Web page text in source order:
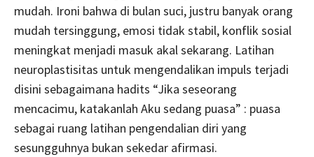
mudah. Ironi bahwa di bulan suci, justru banyak orang
mudah tersinggung, emosi tidak stabil, konflik sosial
meningkat menjadi masuk akal sekarang. Latihan
neuroplastisitas untuk mengendalikan impuls terjadi
disini sebagaimana hadits “Jika seseorang
mencacimu, katakanlah Aku sedang puasa” : puasa
sebagai ruang latihan pengendalian diri yang
sesungguhnya bukan sekedar afirmasi.